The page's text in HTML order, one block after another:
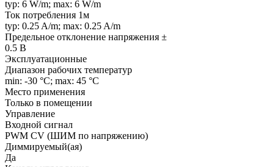
typ: 6 W/m; max: 6 W/m
Ток потребления 1м
typ: 0.25 A/m; max: 0.25 A/m
Предельное отклонение напряжения ±
0.5 В
Эксплуатационные
Диапазон рабочих температур
min: -30 °C; max: 45 °C
Место применения
Только в помещении
Управление
Входной сигнал
PWM СV (ШИМ по напряжению)
Диммируемый(ая)
Да